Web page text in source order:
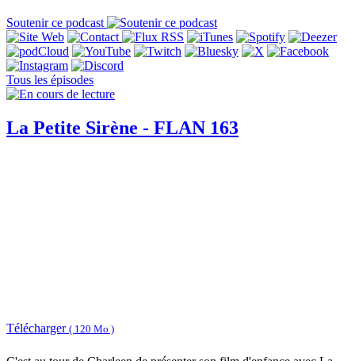
Soutenir ce podcast
Tous les épisodes
La Petite Sirène - FLAN 163
Télécharger ( 120 Mo )